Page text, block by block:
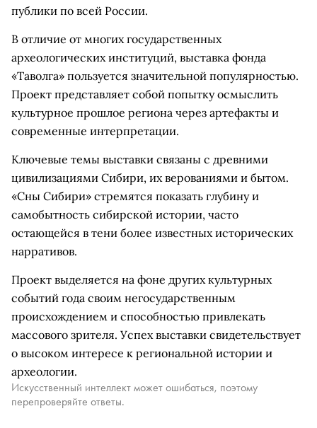
публики по всей России.
В отличие от многих государственных
археологических институций, выставка фонда
«Таволга» пользуется значительной популярностью.
Проект представляет собой попытку осмыслить
культурное прошлое региона через артефакты и
современные интерпретации.
Ключевые темы выставки связаны с древними
цивилизациями Сибири, их верованиями и бытом.
«Сны Сибири» стремятся показать глубину и
самобытность сибирской истории, часто
остающейся в тени более известных исторических
нарративов.
Проект выделяется на фоне других культурных
событий года своим негосударственным
происхождением и способностью привлекать
массового зрителя. Успех выставки свидетельствует
о высоком интересе к региональной истории и
археологии.
Искусственный интеллект может ошибаться, поэтому
перепроверяйте ответы.